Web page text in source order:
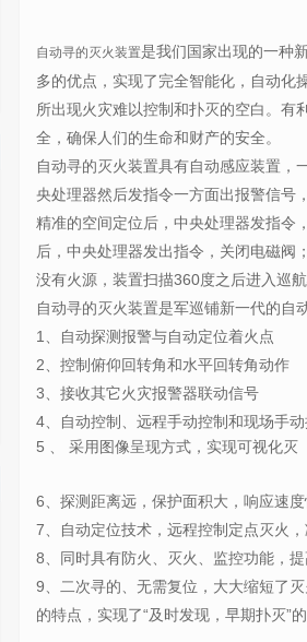
自动寻的灭火装置是我们国家出现的一种
多的优点，实现了完全智能化，自动化
所出现火灾难以控制和扑灭的空白。有
全，确保人们的生命和财产的安全。
自动寻的灭火装置具有自动感应装置，
央处理器然后发指令一方面出报警信号
精准的空间定位后，中央处理器发指令
后，中央处理器发出指令，关闭电磁阀
没有火源，装置扫描360度之后进入巡航
自动寻的灭火装置是军巡铺新一代的自
1、
自动探测报警与自动定位着火点
2、 控制俯仰回转角和水平回转角动作
3、 接收其它火灾报警器联动信号
4、
自动控制、远程手动控制和现场手动
5 、 采用图像呈现方式，实现可视化灭
6、 探测距离远，保护面积大，响应速
7、
自动定位技术，远程控制定点灭火
8、
同时具有防火、灭火、监控功能，
9、
二次寻的、无需复位，大大缩短了灭
的特点，实现了“及时发现，早期扑灭”